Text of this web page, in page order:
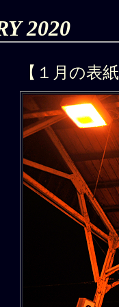
2020
【１月の表